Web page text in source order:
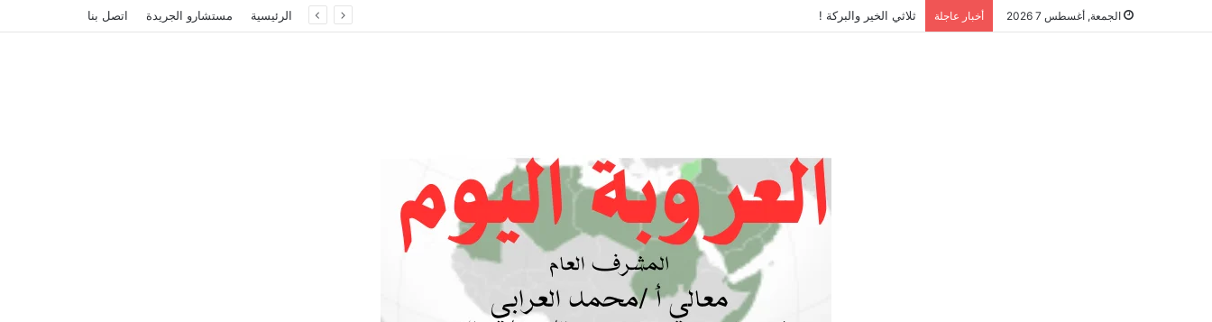
الجمعة, أغسطس 7 2026 أخبار عاجلة ثلاثي الخير والبركة ! الرئيسية مستشارو الجريدة اتصل بنا